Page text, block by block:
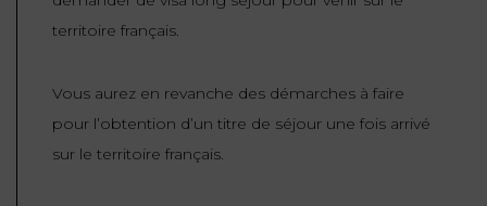
PRESTATION
CORPOREL
AGN
HAUSSMANN
territoire français.
Vous aurez en revanche des démarches à faire
pour l’obtention d’un titre de séjour une fois arrivé
sur le territoire français.